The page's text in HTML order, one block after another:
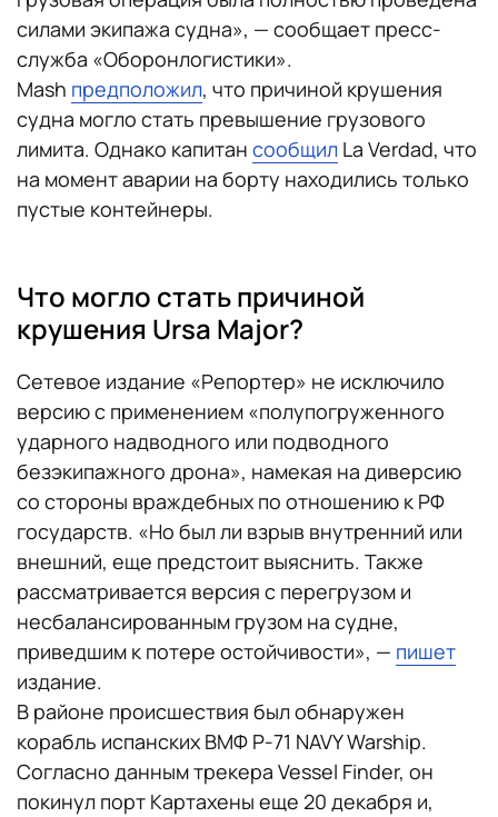
силами экипажа судна», — сообщает пресс-
служба «Оборонлогистики».
Mash предположил, что причиной крушения
судна могло стать превышение грузового
лимита. Однако капитан сообщил La Verdad, что
на момент аварии на борту находились только
пустые контейнеры.
Что могло стать причиной
крушения Ursa Major?
Сетевое издание «Репортер» не исключило
версию с применением «полупогруженного
ударного надводного или подводного
безэкипажного дрона», намекая на диверсию
со стороны враждебных по отношению к РФ
государств. «Но был ли взрыв внутренний или
внешний, еще предстоит выяснить. Также
рассматривается версия с перегрузом и
несбалансированным грузом на судне,
приведшим к потере остойчивости», — пишет
издание.
В районе происшествия был обнаружен
корабль испанских ВМФ P-71 NAVY Warship.
Согласно данным трекера Vessel Finder, он
покинул порт Картахены еще 20 декабря и,